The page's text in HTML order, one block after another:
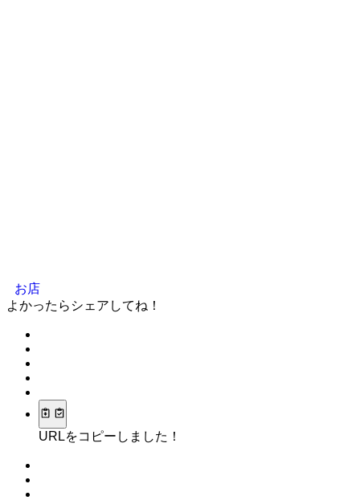
お店
よかったらシェアしてね！
URLをコピーしました！